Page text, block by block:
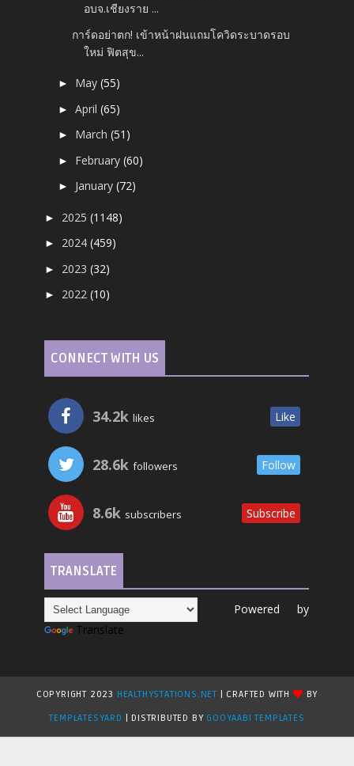
อบจ.เชียงราย ...
การ์ดอย่าตก! เข้าหน้าฝนแถมโควิดระบาดรอบ
ใหม่ ฟิตสุข...
► May(55)
►April(65)
► March(51)
► February(60)
► January(72)
► 2025(1148)
► 2024(459)
► 2023(32)
► 2022(10)
CONNECT WITH US
34.2k likes Like
28.6k followers Follow
8.6k subscribers Subscribe
TRANSLATE
Powered by
Translate
COPYRIGHT 2023 HEALTHYSTATIONS.NET | CRAFTED WITH
BY
TEMPLATESYARD
| DISTRIBUTED BY GOOYAABI TEMPLATES